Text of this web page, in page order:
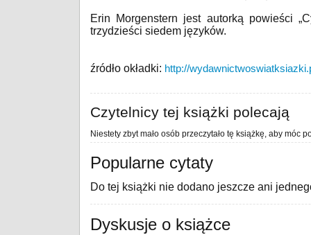
Erin Morgenstern jest autorką powieści
trzydzieści siedem języków.
źródło okładki: http://
Czytelnicy tej książki polecają
Niestety zbyt mało osób przeczytało tę książkę, aby móc
Popularne cytaty
Do tej książki nie dodano jeszcze ani
Dyskusje o książce